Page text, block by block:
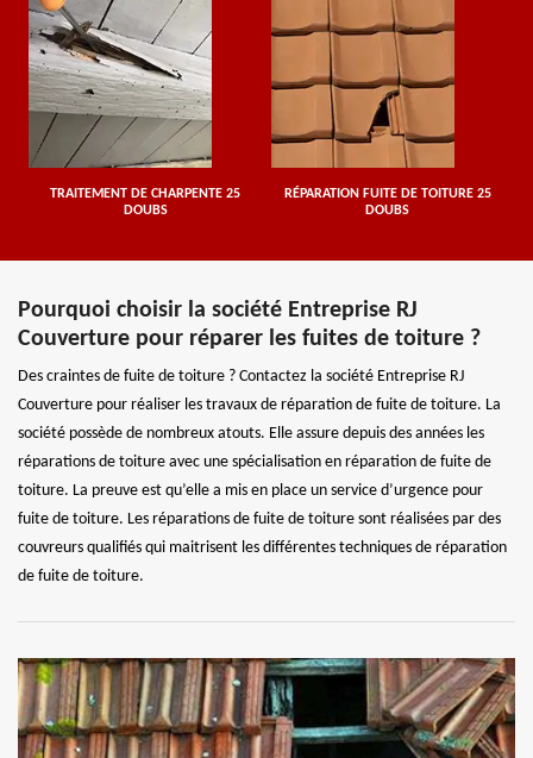
TRAITEMENT DE CHARPENTE 25
DOUBS
RÉPARATION FUITE DE TOITURE 25
DOUBS
Pourquoi choisir la société Entreprise RJ
Couverture pour réparer les fuites de toiture ?
Des craintes de fuite de toiture ? Contactez la société Entreprise RJ
Couverture pour réaliser les travaux de réparation de fuite de toiture. La
société possède de nombreux atouts. Elle assure depuis des années les
réparations de toiture avec une spécialisation en réparation de fuite de
toiture. La preuve est qu’elle a mis en place un service d’urgence pour
fuite de toiture. Les réparations de fuite de toiture sont réalisées par des
couvreurs qualifiés qui maitrisent les différentes techniques de réparation
de fuite de toiture.